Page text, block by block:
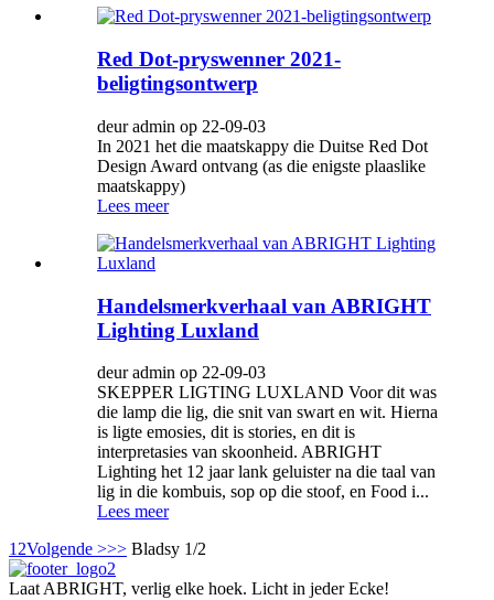
Red Dot-pryswenner 2021-
beligtingsontwerp
deur admin op 22-09-03
In 2021 het die maatskappy die Duitse Red Dot
Design Award ontvang (as die enigste plaaslike
maatskappy)
Lees meer
Handelsmerkverhaal van ABRIGHT
Lighting Luxland
deur admin op 22-09-03
SKEPPER LIGTING LUXLAND Voor dit was
die lamp die lig, die snit van swart en wit. Hierna
is ligte emosies, dit is stories, en dit is
interpretasies van skoonheid. ABRIGHT
Lighting het 12 jaar lank geluister na die taal van
lig in die kombuis, sop op die stoof, en Food i...
Lees meer
1 2Volgende >>> Bladsy 1/2
Laat ABRIGHT, verlig elke hoek. Licht in jeder Ecke!